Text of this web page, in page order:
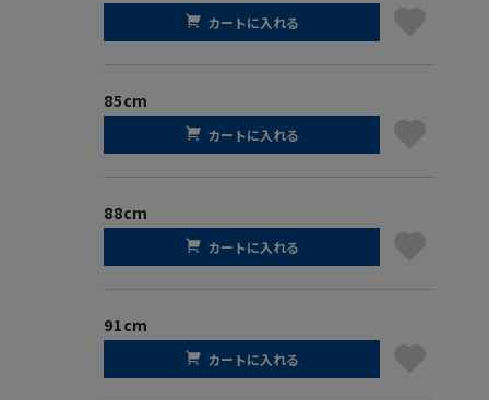
カートに入れる
85cm
カートに入れる
88cm
カートに入れる
91cm
カートに入れる